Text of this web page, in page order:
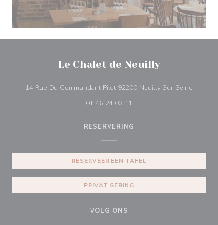
Le Chalet de Neuilly
14 Rue Du Commandant Pilot 92200 Neuilly Sur Seine
01 46 24 03 11
RESERVERING
RESERVEER EEN TAFEL
PRIVATISERING
VOLG ONS